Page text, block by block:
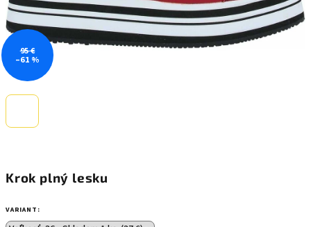
Krok plný lesku
VARIANT:
95 €
–61 %